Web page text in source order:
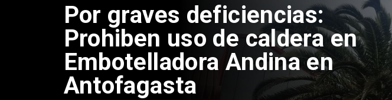
Mujer queda en prisión
preventiva por estafas con
falsos cupos de Serviu en
Antofagasta